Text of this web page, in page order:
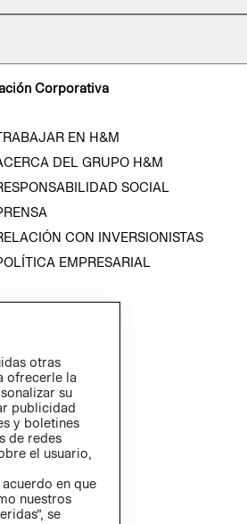
Corporativa
EN H&M
DEL GRUPO H&M
SOCIAL
CON INVERSIONISTAS
EMPRESARIAL
otras
ofrecerle la
su
publicidad
y boletines
de redes
el usuario,
en que
nuestros
se